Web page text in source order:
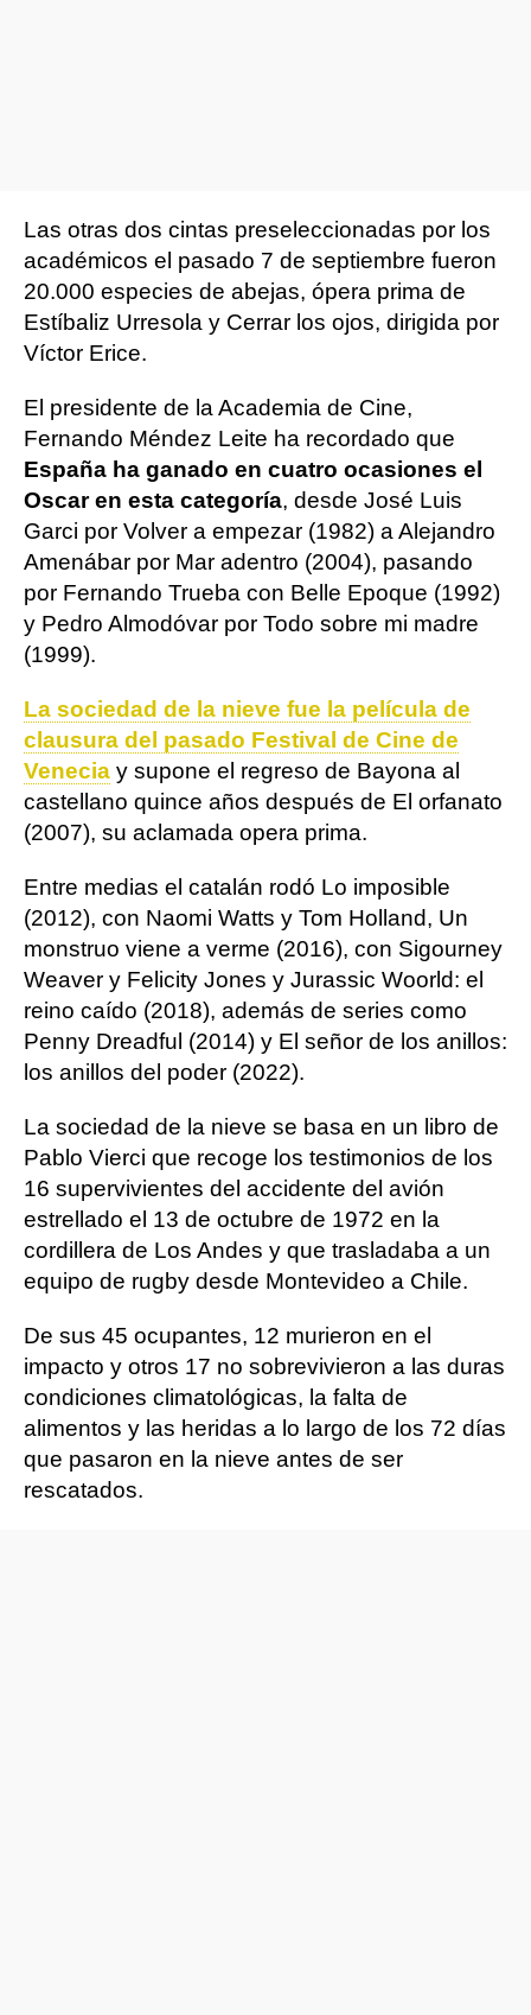
Las otras dos cintas preseleccionadas por los
académicos el pasado 7 de septiembre fueron
20.000 especies de abejas, ópera prima de
Estíbaliz Urresola y Cerrar los ojos, dirigida por
Víctor Erice.
El presidente de la Academia de Cine,
Fernando Méndez Leite ha recordado que
España ha ganado en cuatro ocasiones el
Oscar en esta categoría, desde José Luis
Garci por Volver a empezar (1982) a Alejandro
Amenábar por Mar adentro (2004), pasando
por Fernando Trueba con Belle Epoque (1992)
y Pedro Almodóvar por Todo sobre mi madre
(1999).
La sociedad de la nieve fue la película de
clausura del pasado Festival de Cine de
Venecia y supone el regreso de Bayona al
castellano quince años después de El orfanato
(2007), su aclamada opera prima.
Entre medias el catalán rodó Lo imposible
(2012), con Naomi Watts y Tom Holland, Un
monstruo viene a verme (2016), con Sigourney
Weaver y Felicity Jones y Jurassic Woorld: el
reino caído (2018), además de series como
Penny Dreadful (2014) y El señor de los anillos:
los anillos del poder (2022).
La sociedad de la nieve se basa en un libro de
Pablo Vierci que recoge los testimonios de los
16 supervivientes del accidente del avión
estrellado el 13 de octubre de 1972 en la
cordillera de Los Andes y que trasladaba a un
equipo de rugby desde Montevideo a Chile.
De sus 45 ocupantes, 12 murieron en el
impacto y otros 17 no sobrevivieron a las duras
condiciones climatológicas, la falta de
alimentos y las heridas a lo largo de los 72 días
que pasaron en la nieve antes de ser
rescatados.